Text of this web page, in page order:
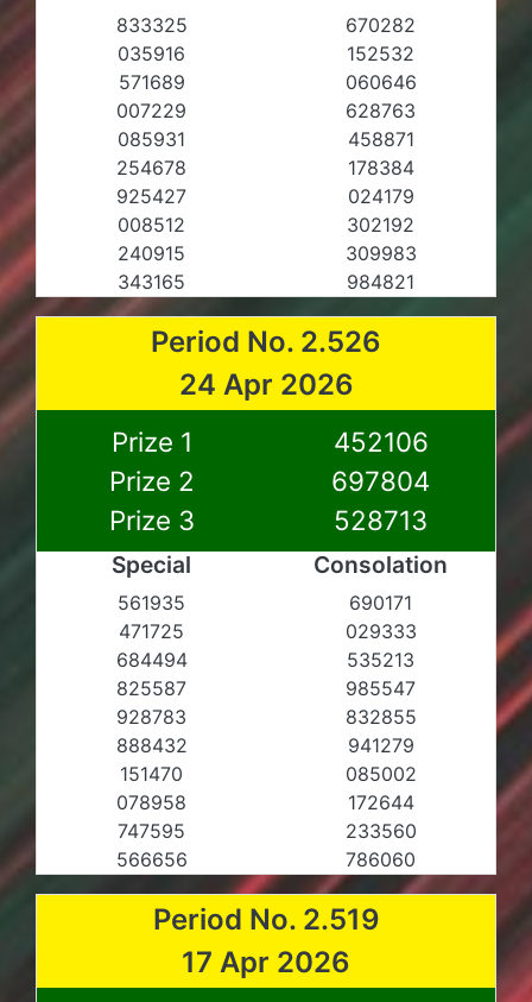
833325
035916
571689
007229
085931
254678
925427
008512
240915
343165
670282
152532
060646
628763
458871
178384
024179
302192
309983
984821
Period No. 2.526
24 Apr 2026
Prize 1
452106
Prize 2
697804
Prize 3
528713
Special
561935
471725
684494
825587
928783
888432
151470
078958
747595
566656
Consolation
690171
029333
535213
985547
832855
941279
085002
172644
233560
786060
Period No. 2.519
17 Apr 2026